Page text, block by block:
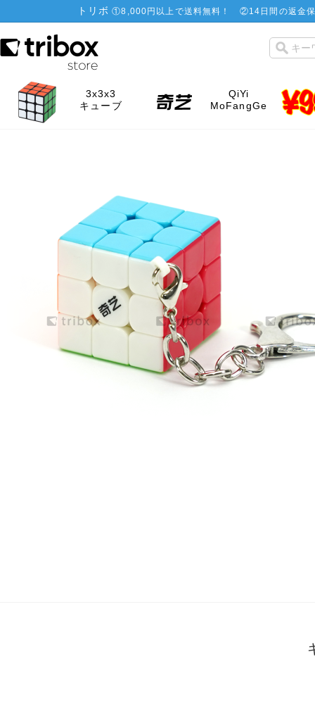
トリボ ①8,000円以上で送料無料！ ②14日間の返金
3x3x3
キューブ
QiYi
MoFangGe